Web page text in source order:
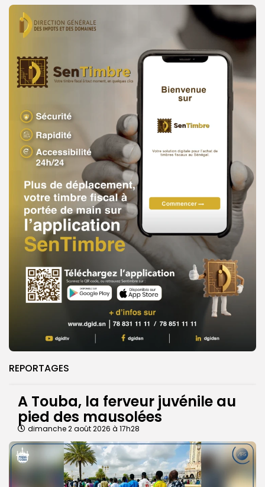
REPORTAGES
A Touba, la ferveur juvénile au
pied des mausolées
dimanche 2 août 2026 à 17h28